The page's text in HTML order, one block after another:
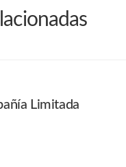
Limitada